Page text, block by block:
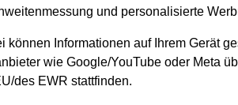
ich auf!
und personalisierte
können Informationen auf Ihrem Gerät
wie Google/YouTube oder Meta
des EWR stattfinden.